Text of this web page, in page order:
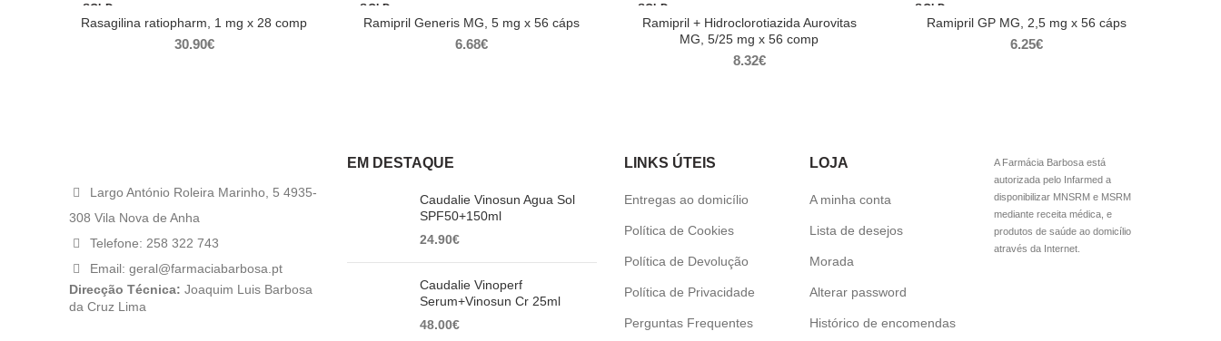
SOLD
OUT
Rasagilina ratiopharm, 1 mg x 28 comp
30.90€
SOLD
OUT
Ramipril Generis MG, 5 mg x 56 cáps
6.68€
SOLD
OUT
Ramipril + Hidroclorotiazida Aurovitas
MG, 5/25 mg x 56 comp
8.32€
SOLD
OUT
Ramipril GP MG, 2,5 mg x 56 cáps
6.25€
Largo António Roleira Marinho, 5 4935-
308 Vila Nova de Anha
Telefone: 258 322 743
Email: geral@farmaciabarbosa.pt
Direcção Técnica: Joaquim Luis Barbosa
da Cruz Lima
EM DESTAQUE
Caudalie Vinosun Agua Sol
SPF50+150ml
24.90€
Caudalie Vinoperf
Serum+Vinosun Cr 25ml
48.00€
LINKS ÚTEIS
Entregas ao domicílio
Política de Cookies
Política de Devolução
Política de Privacidade
Perguntas Frequentes
LOJA
A minha conta
Lista de desejos
Morada
Alterar password
Histórico de encomendas
A Farmácia Barbosa está
autorizada pelo Infarmed a
disponibilizar MNSRM e MSRM
mediante receita médica, e
produtos de saúde ao domicílio
através da Internet.